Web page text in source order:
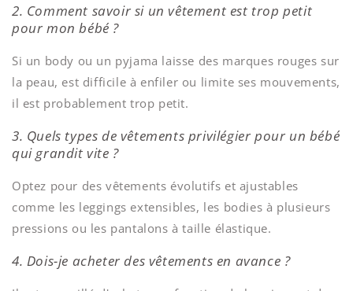
2. Comment savoir si un vêtement est trop petit
pour mon bébé ?
Si un body ou un pyjama laisse des marques rouges sur
la peau, est difficile à enfiler ou limite ses mouvements,
il est probablement trop petit.
3. Quels types de vêtements privilégier pour un bébé
qui grandit vite ?
Optez pour des vêtements évolutifs et ajustables
comme les leggings extensibles, les bodies à plusieurs
pressions ou les pantalons à taille élastique.
4. Dois-je acheter des vêtements en avance ?